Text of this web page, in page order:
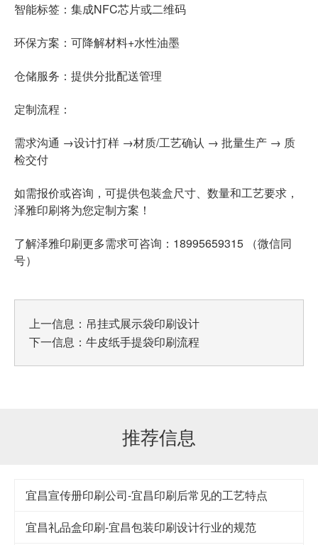
智能标签：集成NFC芯片或二维码
环保方案：可降解材料+水性油墨
仓储服务：提供分批配送管理
定制流程：
需求沟通 →设计打样 →材质/工艺确认 → 批量生产 → 质
检交付
如需报价或咨询，可提供包装盒尺寸、数量和工艺要求，
泽雅印刷将为您定制方案！
了解泽雅印刷更多需求可咨询：18995659315 （微信同
号）
上一信息： 吊挂式展示袋印刷设计
下一信息： 牛皮纸手提袋印刷流程
推荐信息
宜昌宣传册印刷公司-宜昌印刷后常见的工艺特点
宜昌礼品盒印刷-宜昌包装印刷设计行业的规范